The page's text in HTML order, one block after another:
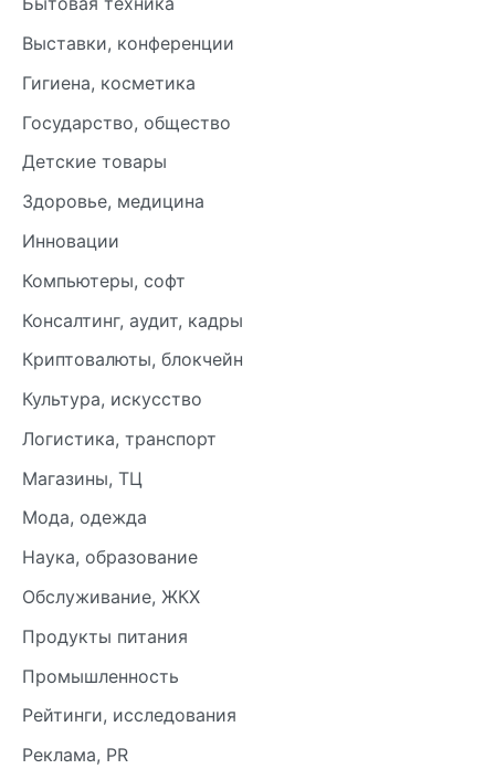
Выставки, конференции
Гигиена, косметика
Государство, общество
Детские товары
Здоровье, медицина
Инновации
Компьютеры, софт
Консалтинг, аудит, кадры
Криптовалюты, блокчейн
Культура, искусство
Логистика, транспорт
Магазины, ТЦ
Мода, одежда
Наука, образование
Обслуживание, ЖКХ
Продукты питания
Промышленность
Рейтинги, исследования
Реклама, PR